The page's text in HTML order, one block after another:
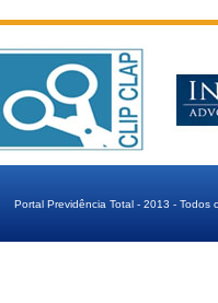
Portal Previdência Total - 2013 - Todos